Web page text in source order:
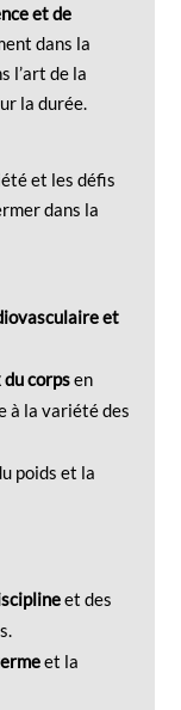
et de
dans la
l’art de la
la durée.
et les défis
dans la
et
corpsen
à la variété des
poids et la
et des
et la